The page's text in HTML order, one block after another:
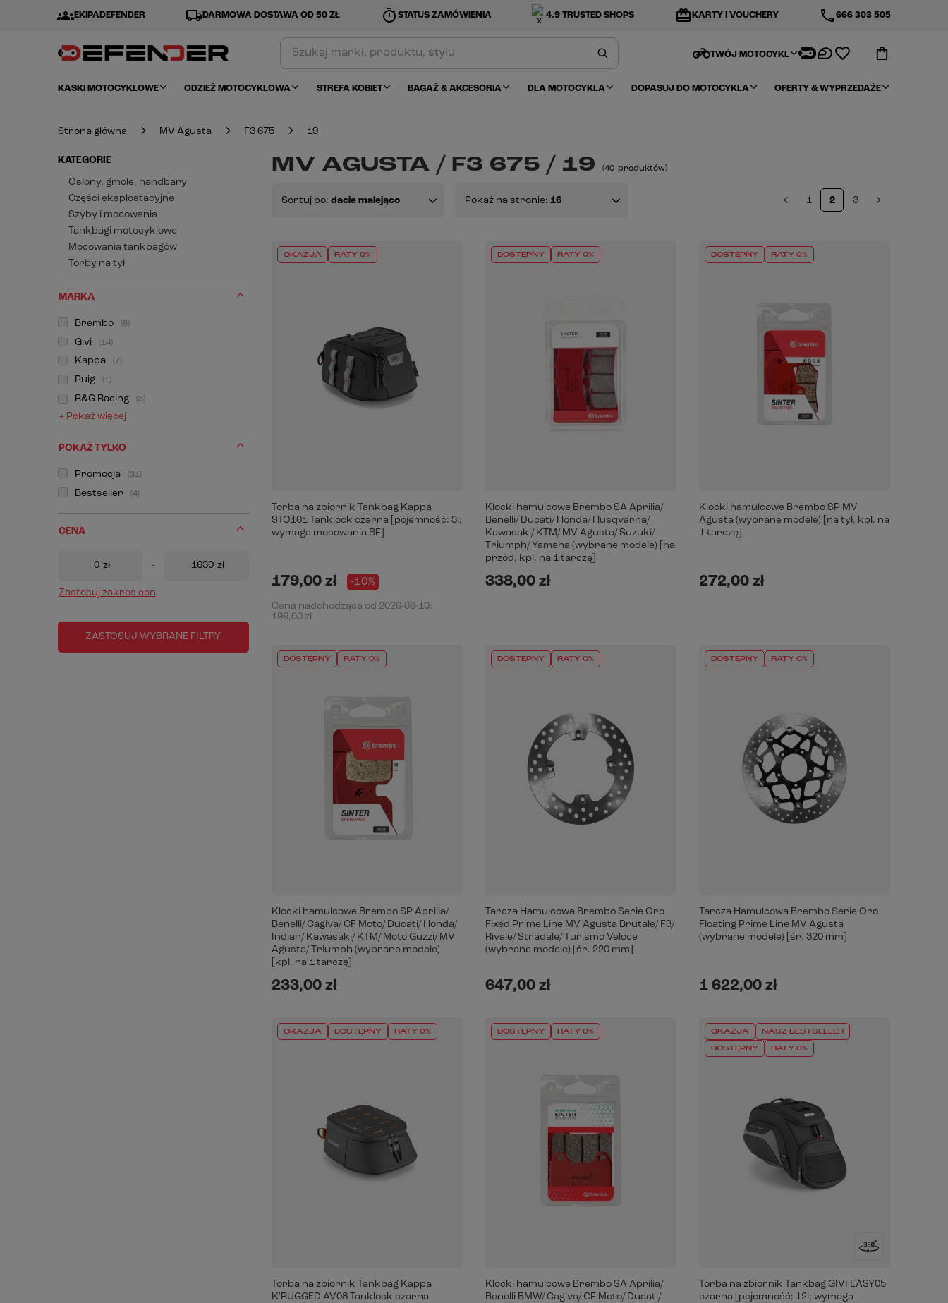
groupsEKIPADEFENDER local_shippingDARMOWA DOSTAWA OD 50 ZŁ timer STATUS ZAMÓWIENIA 4.9 TRUSTED SHOPS redeem KARTY I VOUCHERY phone666 303 505
motorcycleTWÓJ MOTOCYKL
KASKI MOTOCYKLOWE ODZIEŻ MOTOCYKLOWA STREFA KOBIET BAGAŻ & AKCESORIA DLA MOTOCYKLA DOPASUJ DO MOTOCYKLA OFERTY & WYPRZEDAŻE
Strona główna MV Agusta F3 675 19
KATEGORIE
Osłony, gmole, handbary
Części eksploatacyjne
Szyby i mocowania
Tankbagi motocyklowe
Mocowania tankbagów
Torby na tył
MARKA
Brembo 6
Givi 14
Kappa 7
Puig 1
R&G Racing 3
+ Pokaż więcej
POKAŻ TYLKO
Promocja 31
Bestseller 4
CENA
zł - zł
Zastosuj zakres cen
ZASTOSUJ WYBRANE FILTRY
MV AGUSTA / F3 675 / 19 (40 produktów)
Sortuj po: dacie malejąco Pokaż na stronie: 16 1 2 3
OKAZJA RATY 0%
Torba na zbiornik Tankbag Kappa
STO101 Tanklock czarna [pojemność: 3l;
wymaga mocowania BF]
179,00 zł -10%
Cena nadchodząca od 2026-08-10:
199,00 zł
DOSTĘPNY RATY 0%
Klocki hamulcowe Brembo SA Aprilia/
Benelli/ Ducati/ Honda/ Husqvarna/
Kawasaki/ KTM/ MV Agusta/ Suzuki/
Triumph/ Yamaha (wybrane modele) [na
przód, kpl. na 1 tarczę]
338,00 zł
DOSTĘPNY RATY 0%
Klocki hamulcowe Brembo SP MV
Agusta (wybrane modele) [na tył, kpl. na
1 tarczę]
272,00 zł
DOSTĘPNY RATY 0%
Klocki hamulcowe Brembo SP Aprilia/
Benelli/ Cagiva/ CF Moto/ Ducati/ Honda/
Indian/ Kawasaki/ KTM/ Moto Guzzi/ MV
Agusta/ Triumph (wybrane modele)
[kpl. na 1 tarczę]
233,00 zł
DOSTĘPNY RATY 0%
Tarcza Hamulcowa Brembo Serie Oro
Fixed Prime Line MV Agusta Brutale/ F3/
Rivale/ Stradale/ Turismo Veloce
(wybrane modele) [śr. 220 mm]
647,00 zł
DOSTĘPNY RATY 0%
Tarcza Hamulcowa Brembo Serie Oro
Floating Prime Line MV Agusta
(wybrane modele) [śr. 320 mm]
1 622,00 zł
OKAZJA DOSTĘPNY RATY 0%
Torba na zbiornik Tankbag Kappa
K'RUGGED AV08 Tanklock czarna
DOSTĘPNY RATY 0%
Klocki hamulcowe Brembo SA Aprilia/
Benelli BMW/ Cagiva/ CF Moto/ Ducati/
OKAZJA NASZ BESTSELLER
DOSTĘPNY RATY 0%
Torba na zbiornik Tankbag GIVI EASY05
czarna [pojemność: 12l; wymaga